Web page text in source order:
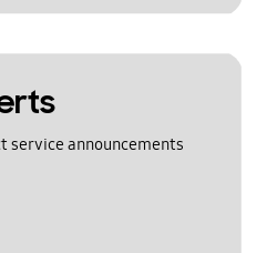
service announcements